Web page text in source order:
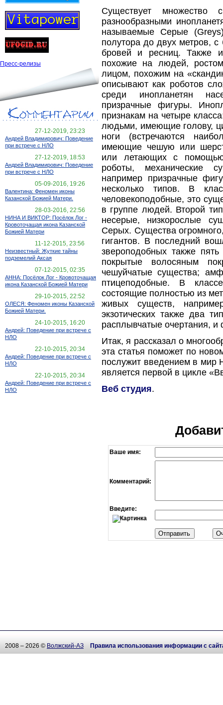
Пресс-релизы
27-12-2019, 23:23
Андрей Владимирович: Поведение
при встрече с НЛО
27-12-2019, 18:53
Андрей Владимирович: Поведение
при встрече с НЛО
05-09-2016, 19:26
Валентина: Феномен иконы
Казанской Божией Матери.
28-03-2016, 22:56
НИНА И ВИКТОР: Посёлок Лог -
Кровоточащая икона Казанской
Божией Матери
11-12-2015, 23:56
Неизвестный: Жуткие тайны
подземелий Аксая
07-12-2015, 02:35
АННА: Посёлок Лог - Кровоточащая
икона Казанской Божией Матери
29-10-2015, 22:52
ОЛЕСЯ: Феномен иконы Казанской
Божией Матери.
24-10-2015, 16:20
Андрей: Поведение при встрече с
НЛО
22-10-2015, 20:34
Андрей: Поведение при встрече с
НЛО
22-10-2015, 20:34
Андрей: Поведение при встрече с
НЛО
Существует множество
разнообразными
называемые Серые
полутора до двух метров,
бровей и ресниц. Также
похожие на людей,
лицом, похожим на
описывают как роботов
среди инопланетян
призрачные фигуры.
признакам на четыре
людьми, имеющие голову,
ноги (встречаются
имеющие чешую или
или летающих с помощью
роботы, механические
например призрачные
несколько типов. В
человекоподобные, это
в группе людей. Второй
несерые, низкорослые
Серых. Существа
гигантов. В последний
звероподобных также
покрытые волосяным
чешуйчатые существа;
птицеподобные. В
состоящие полностью из
живых существ,
экзотических также два
расплывчатые очертания,
Итак, я рассказал о
эта статья поможет по
послужит введением в мир
является первой в цикле
Веб студия.
Ваше имя:
Комментарий:
Введите:
2008 – 2026 © Волжский-АЗ Правила использования информации с